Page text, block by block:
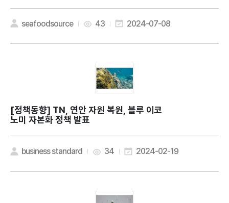
seafoodsource 43 2024-07-08
[정책동향]
노미 자본화 정책 발표
business standard 34 2024-02-19